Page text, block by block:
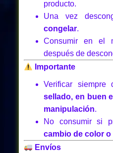
producto.
Una vez
congelar.
Consumir en el
después de
Importante
Verificar siempre
sellado, en buen
manipulación.
No consumir si
cambio de color
Envíos